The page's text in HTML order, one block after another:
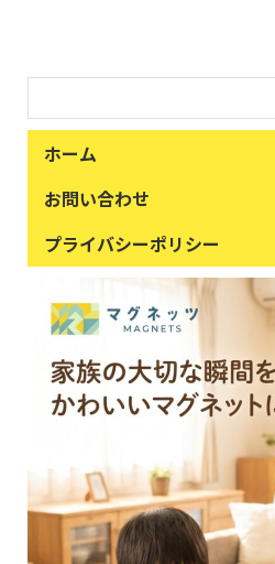
ホーム
お問い合わせ
プライバシーポリシー